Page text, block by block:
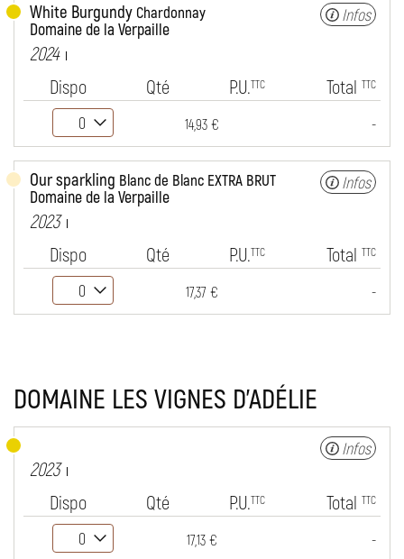
White Burgundy Chardonnay
Domaine de la Verpaille
2024
Infos
Dispo Qté P.U.TTC Total TTC
14,93 € -
Our sparkling Blanc de Blanc EXTRA BRUT
Domaine de la Verpaille
2023
Infos
Dispo Qté P.U.TTC Total TTC
17,37 € -
DOMAINE LES VIGNES D'ADÉLIE
2023
Infos
Dispo Qté P.U.TTC Total TTC
17,13 € -